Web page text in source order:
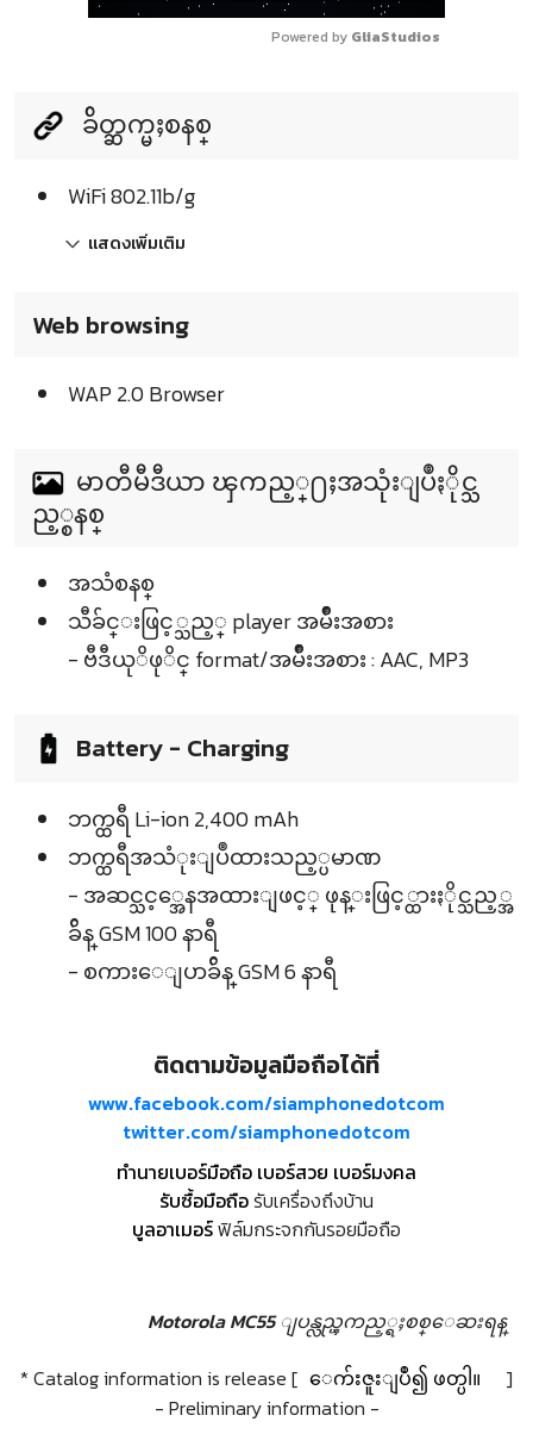
Powered by GliaStudios
ခ်ိတ္ဆက္မႈစနစ္
WiFi 802.11b/g
แสดงเพิ่มเติม
Web browsing
WAP 2.0 Browser
မာတီမီဒီယာ ၾကည့္႐ႈအသုံးျပဳႏိုင္သ
ည့္စနစ္
အသံစနစ္
သီခ်င္းဖြင့္သည့္ player အမ်ဳိးအစား
- ဗီဒီယုိဖုိင္ format/အမ်ဳိးအစား : AAC, MP3
Battery - Charging
ဘက္ထရီ Li-ion 2,400 mAh
ဘက္ထရီအသံုးျပဳထားသည့္ပမာဏ
- အဆင္သင့္အေနအထားျဖင့္ ဖုန္းဖြင့္ထားႏိုင္သည့္အ
ခ်ိန္ GSM 100 နာရီ
- စကားေျပာခ်ိန္ GSM 6 နာရီ
ติดตามข้อมูลมือถือได้ที่
www.facebook.com/siamphonedotcom
twitter.com/siamphonedotcom
ทำนายเบอร์มือถือ เบอร์สวย เบอร์มงคล
รับซื้อมือถือรับเครื่องถึงบ้าน
บูลอาเมอร์ฟิล์มกระจกกันรอยมือถือ
Motorola MC55 ျပန္လည္ၾကည့္ရႈစစ္ေဆးရန္
* Catalog information is release [ ေက်းဇူးျပဳ၍ ဖတ္ပါ။
]
- Preliminary information -